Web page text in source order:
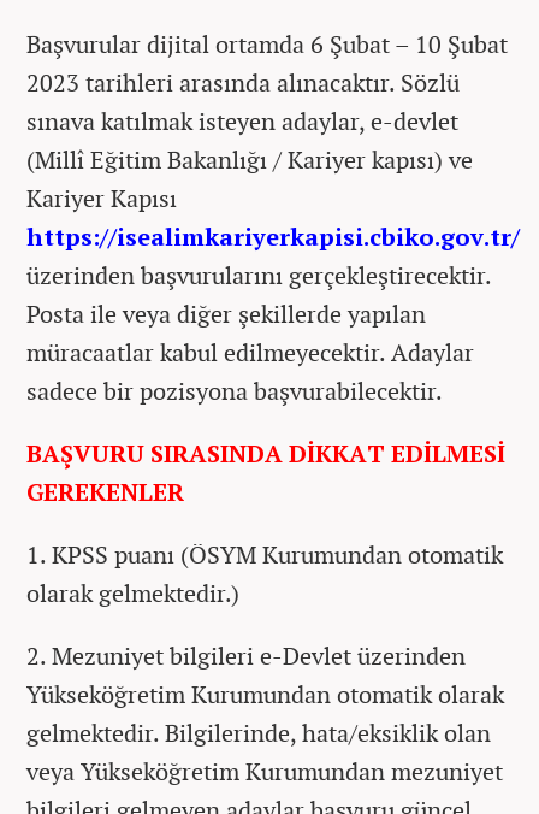
Başvurular dijital ortamda 6 Şubat – 10 Şubat
2023 tarihleri arasında alınacaktır. Sözlü
sınava katılmak isteyen adaylar, e-devlet
(Millî Eğitim Bakanlığı / Kariyer kapısı) ve
Kariyer Kapısı
https://isealimkariyerkapisi.cbiko.gov.tr/
üzerinden başvurularını gerçekleştirecektir.
Posta ile veya diğer şekillerde yapılan
müracaatlar kabul edilmeyecektir. Adaylar
sadece bir pozisyona başvurabilecektir.
BAŞVURU SIRASINDA DİKKAT EDİLMESİ
GEREKENLER
1. KPSS puanı (ÖSYM Kurumundan otomatik
olarak gelmektedir.)
2. Mezuniyet bilgileri e-Devlet üzerinden
Yükseköğretim Kurumundan otomatik olarak
gelmektedir. Bilgilerinde, hata/eksiklik olan
veya Yükseköğretim Kurumundan mezuniyet